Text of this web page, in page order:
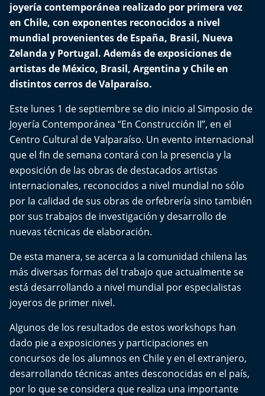
Psicología Abierta
Impacto Tecnológico
Sesiones Dieciocheras
Expreso PM
Conecta Vida
El Mejor País de Chile
Te invito a tomar once
Bío Bío en Ruta
Especiales
Chiche cuadra y su parrilla
Agenda Propia
Chile, Historia de 30 años
joyería contemporánea realizado por primera vez
en Chile, con exponentes reconocidos a nivel
mundial provenientes de España, Brasil, Nueva
Zelanda y Portugal. Además de exposiciones de
artistas de México, Brasil, Argentina y Chile en
distintos cerros de Valparaíso.
Este lunes 1 de septiembre se dio inicio al Simposio de
Joyería Contemporánea “En Construcción II”, en el
Centro Cultural de Valparaíso. Un evento internacional
que el fin de semana contará con la presencia y la
exposición de las obras de destacados artistas
internacionales, reconocidos a nivel mundial no sólo
por la calidad de sus obras de orfebrería sino también
por sus trabajos de investigación y desarrollo de
nuevas técnicas de elaboración.
De esta manera, se acerca a la comunidad chilena las
más diversas formas del trabajo que actualmente se
está desarrollando a nivel mundial por especialistas
joyeros de primer nivel.
Algunos de los resultados de estos workshops han
dado pie a exposiciones y participaciones en
concursos de los alumnos en Chile y en el extranjero,
desarrollando técnicas antes desconocidas en el país,
por lo que se considera que realiza una importante